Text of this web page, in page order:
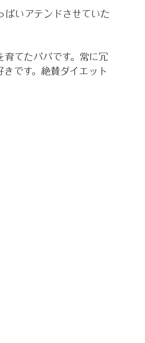
ぱいアテンドさせていた
てたパパです。常に冗
です。絶賛ダイエット